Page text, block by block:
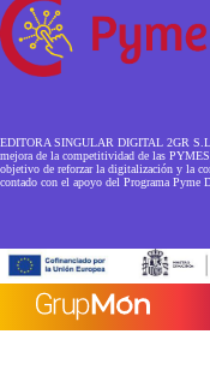
EDITORA SINGULAR DIGITAL 2GR
mejora de la competitividad de las
objetivo de reforzar la digitalización y la
contado con el apoyo del Programa Pyme